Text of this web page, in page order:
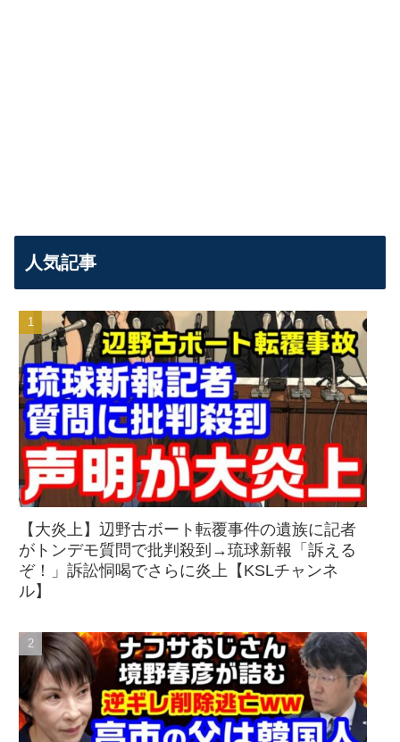
人気記事
【大炎上】辺野古ボート転覆事件の遺族に記者
がトンデモ質問で批判殺到→琉球新報「訴える
ぞ！」訴訟恫喝でさらに炎上【KSLチャンネ
ル】